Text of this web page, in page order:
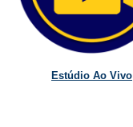
Estúdio Ao Vivo